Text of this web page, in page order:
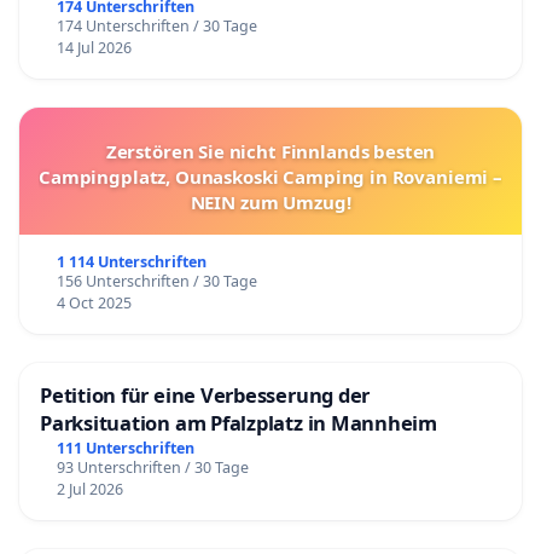
174 Unterschriften
174 Unterschriften / 30 Tage
14 Jul 2026
Zerstören Sie nicht Finnlands besten
Campingplatz, Ounaskoski Camping in Rovaniemi –
NEIN zum Umzug!
1 114 Unterschriften
156 Unterschriften / 30 Tage
4 Oct 2025
Petition für eine Verbesserung der
Parksituation am Pfalzplatz in Mannheim
111 Unterschriften
93 Unterschriften / 30 Tage
2 Jul 2026